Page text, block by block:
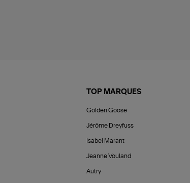
TOP MARQUES
Golden Goose
Jérôme Dreyfuss
Isabel Marant
Jeanne Vouland
Autry